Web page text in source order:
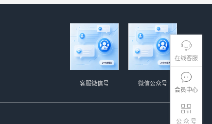
在线客服
会员中心
公 众 号
微信公众号
客服微信号